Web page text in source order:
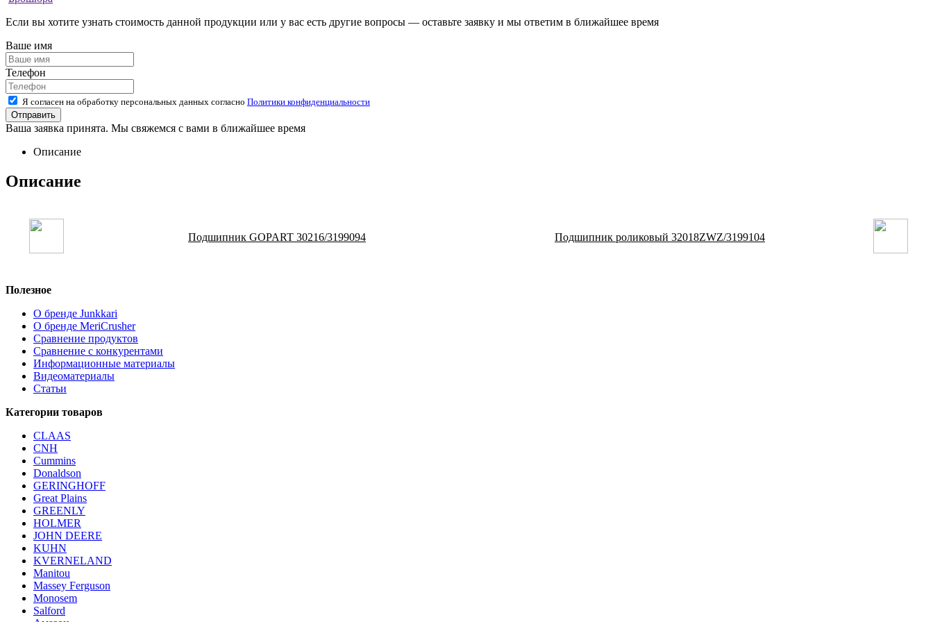
Если вы хотите узнать стоимость данной продукции или у вас есть другие вопросы — оставьте заявку и мы ответим в ближайшее время
Ваше имя
Телефон
Я согласен на обработку персональных данных согласно Политики конфиденциальности
Ваша заявка принята. Мы свяжемся с вами в ближайшее время
Описание
Описание
Подшипник GOPART 30216/3199094 Подшипник роликовый 32018ZWZ/3199104
Полезное
О бренде Junkkari
О бренде MeriCrusher
Сравнение продуктов
Сравнение с конкурентами
Информационные материалы
Видеоматериалы
Статьи
Категории товаров
CLAAS
CNH
Cummins
Donaldson
GERINGHOFF
Great Plains
GREENLY
HOLMER
JOHN DEERE
KUHN
KVERNELAND
Manitou
Massey Ferguson
Monosem
Salford